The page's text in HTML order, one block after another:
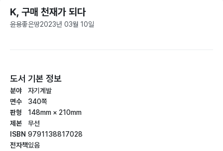
K, 구매 천재가 되다
윤용좋은땅2023년 03월 10일
도서 기본 정보
분야
면수
판형
제본
ISBN
전자책
자기계발
340쪽
148mm × 210mm
무선
9791138817028
있음